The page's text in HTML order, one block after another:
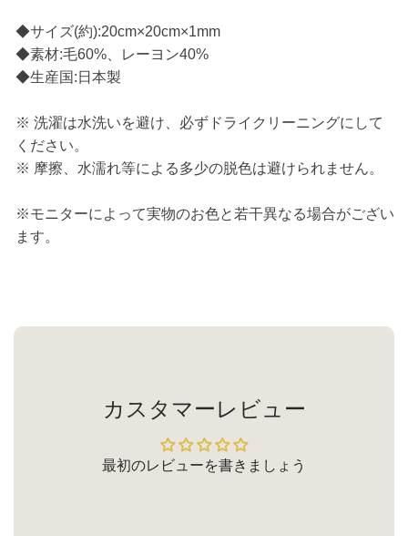
◆サイズ(約):20cm×20cm×1mm
◆素材:毛60%、レーヨン40%
◆生産国:日本製
※ 洗濯は水洗いを避け、必ずドライクリーニングにして
ください。
※ 摩擦、水濡れ等による多少の脱色は避けられません。
※モニターによって実物のお色と若干異なる場合がござい
ます。
カスタマーレビュー
最初のレビューを書きましょう